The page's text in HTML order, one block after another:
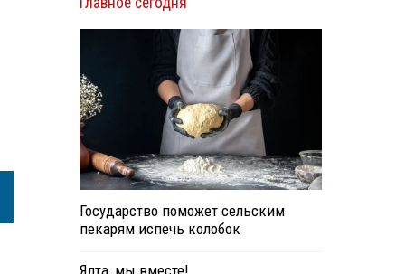
Государство поможет сельским
пекарям испечь колобок